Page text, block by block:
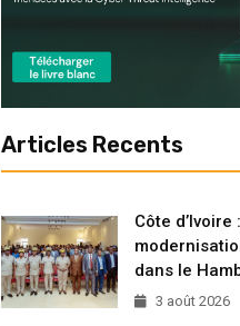
Articles Recents
Côte
dans le
3 août 2026